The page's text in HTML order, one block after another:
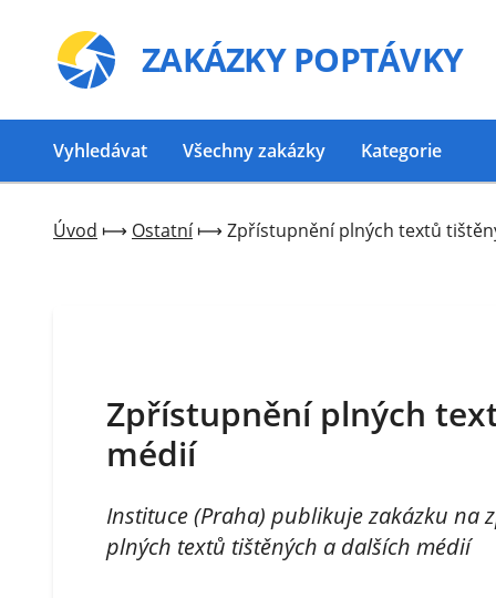
ZAKÁZKY POPTÁVKY
Vyhledávat Všechny zakázky Kategorie
Úvod ⟼ Ostatní⟼ Zpřístupnění plných textů
Zpřístupnění plných
médií
Instituce (Praha) publikuje zakázku na
plných textů tištěných a dalších médií